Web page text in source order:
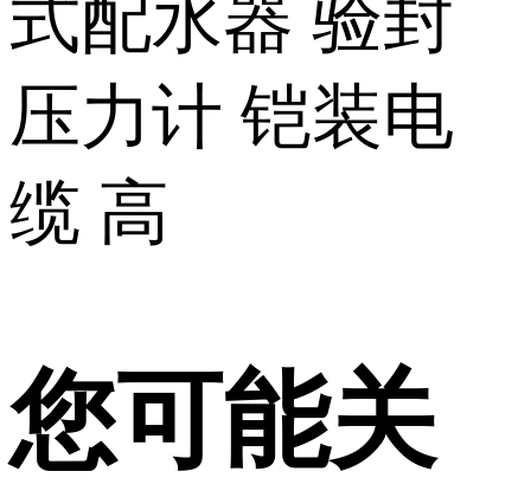
式配水器 验封
压力计 铠装电
缆 高
您可能关